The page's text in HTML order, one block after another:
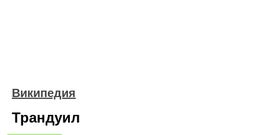
Википедия
Трандуил